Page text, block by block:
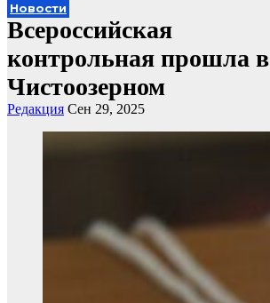
Новости
Всероссийская
контрольная прошла в
Чистоозерном
Редакция Сен 29, 2025